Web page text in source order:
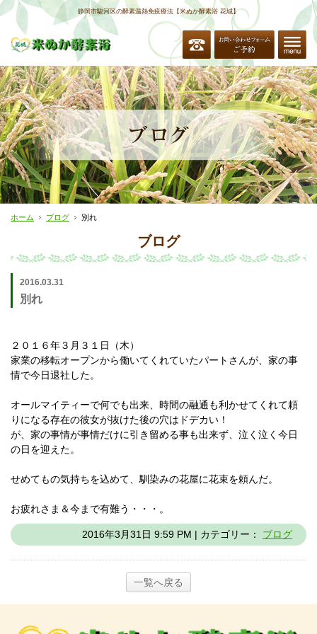
静岡市駿河区の酵素温熱免疫療法【米ぬか酵素浴 花城】
ホーム ブログ 別れ
ブログ
2016.03.31
別れ
２０１６年３月３１日（木）
家業の移転オープンから働いてくれていたパートさんが、家の事
情で今日退社した。
オールマイティーで何でも出来、時間の融通も利かせてくれて頼
りになる存在の彼女が抜けた後の穴はドデカい！
が、家の事情が事情だけに引き留める事も出来ず、泣く泣く今日
の日を迎えた。
せめてもの気持ちを込めて、馴染みの花屋に花束を頼んだ。
お疲れさま＆今まで有難う・・・。
2016年3月31日 9:59 PM | カテゴリー： ブログ
一覧へ戻る